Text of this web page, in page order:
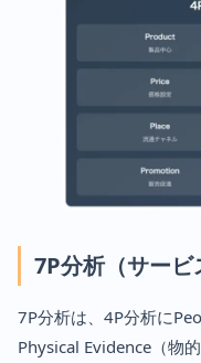
7P分析（サービ
7P分析は、4P分析に
Physical Evidence（物